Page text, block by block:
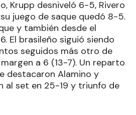
Krupp desniveló 6-5, Rivero
juego de saque quedó 8-5.
y también desde el
El brasileño siguió siendo
seguidos más otro de
a 6 (13-7). Un reparto
destacaron Alamino y
al set en 25-19 y triunfo de